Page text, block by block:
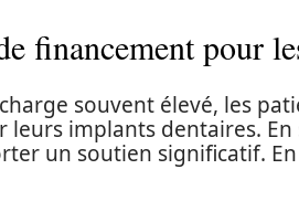
financement pour
souvent élevé, les
implants dentaires. En
un soutien significatif.